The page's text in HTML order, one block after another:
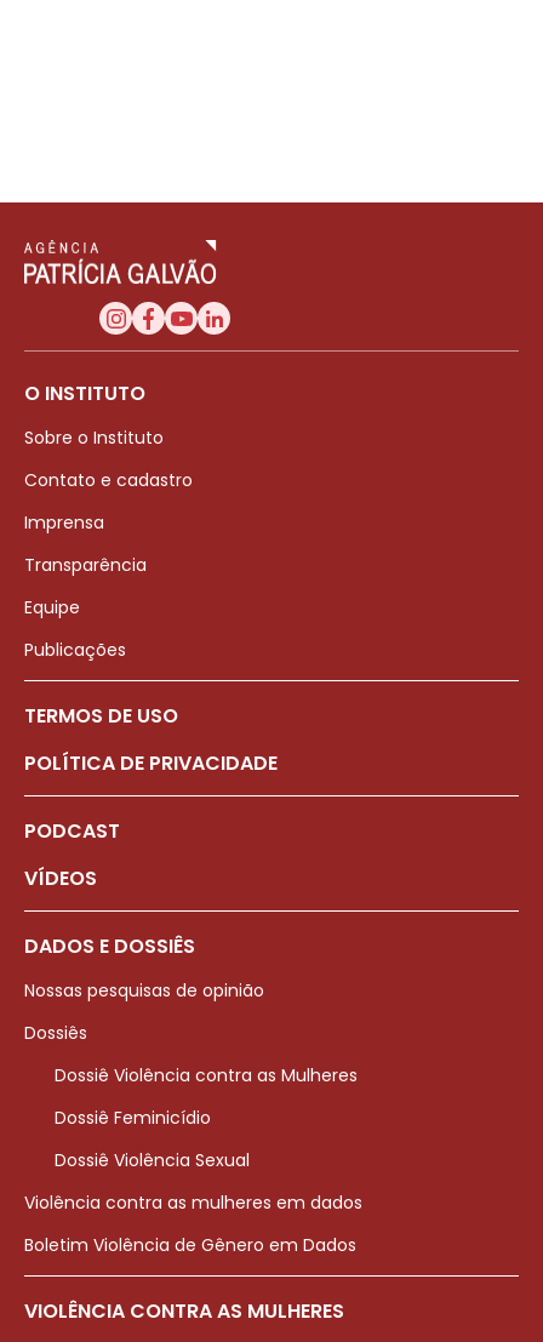
O INSTITUTO
Sobre o Instituto
Contato e cadastro
Imprensa
Transparência
Equipe
Publicações
TERMOS DE USO
POLÍTICA DE PRIVACIDADE
PODCAST
VÍDEOS
DADOS E DOSSIÊS
Nossas pesquisas de opinião
Dossiês
Dossiê Violência contra as Mulheres
Dossiê Feminicídio
Dossiê Violência Sexual
Violência contra as mulheres em dados
Boletim Violência de Gênero em Dados
VIOLÊNCIA CONTRA AS MULHERES